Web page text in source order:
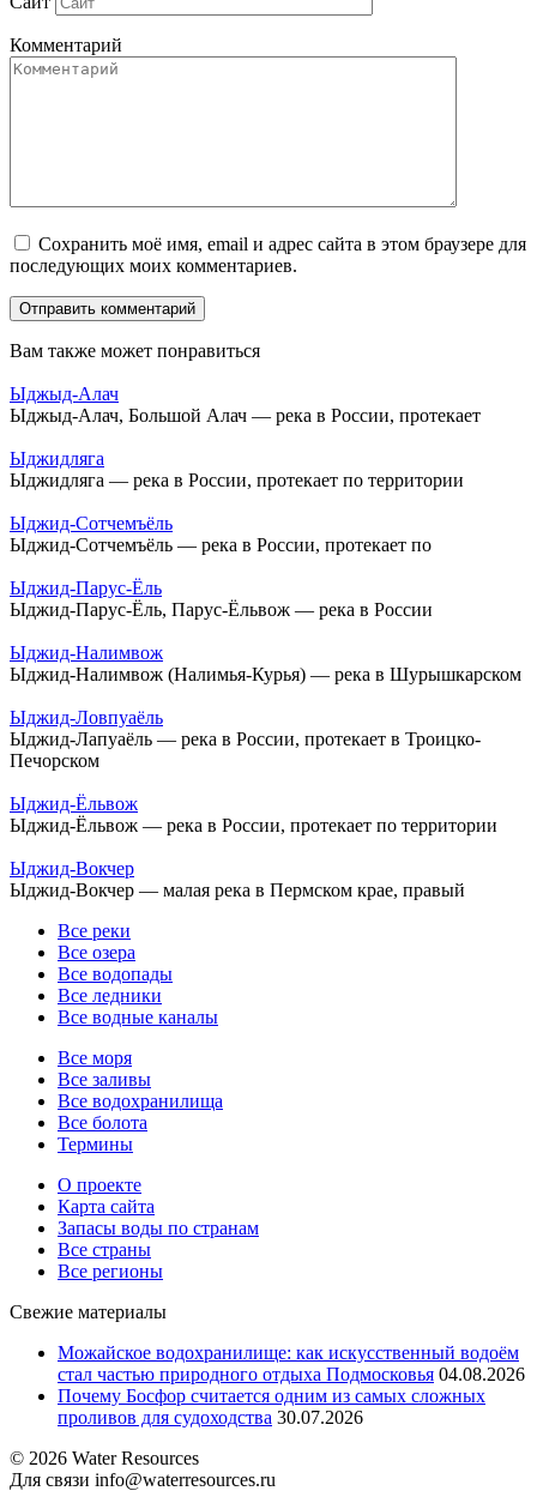
Комментарий
Сохранить моё имя, email и адрес сайта в этом браузере для
последующих моих комментариев.
Вам также может понравиться
Ыджыд-Алач
Ыджыд-Алач, Большой Алач — река в России, протекает
Ыджидляга
Ыджидляга — река в России, протекает по территории
Ыджид-Сотчемъёль
Ыджид-Сотчемъёль — река в России, протекает по
Ыджид-Парус-Ёль
Ыджид-Парус-Ёль, Парус-Ёльвож — река в России
Ыджид-Налимвож
Ыджид-Налимвож (Налимья-Курья) — река в Шурышкарском
Ыджид-Ловпуаёль
Ыджид-Лапуаёль — река в России, протекает в Троицко-
Печорском
Ыджид-Ёльвож
Ыджид-Ёльвож — река в России, протекает по территории
Ыджид-Вокчер
Ыджид-Вокчер — малая река в Пермском крае, правый
Все реки
Все озера
Все водопады
Все ледники
Все водные каналы
Все моря
Все заливы
Все водохранилища
Все болота
Термины
О проекте
Карта сайта
Запасы воды по странам
Все страны
Все регионы
Свежие материалы
Можайское водохранилище: как искусственный водоём
стал частью природного отдыха Подмосковья 04.08.2026
Почему Босфор считается одним из самых сложных
проливов для судоходства 30.07.2026
© 2026 Water Resources
Для связи info@waterresources.ru